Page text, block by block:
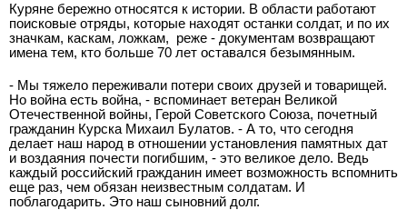
Куряне бережно относятся к истории. В области работают
поисковые отряды, которые находят останки солдат, и по их
значкам, каскам, ложкам, реже - документам возвращают
имена тем, кто больше 70 лет оставался безымянным.
- Мы тяжело переживали потери своих друзей и товарищей.
Но война есть война, - вспоминает ветеран Великой
Отечественной войны, Герой Советского Союза, почетный
гражданин Курска Михаил Булатов. - А то, что сегодня
делает наш народ в отношении установления памятных дат
и воздаяния почести погибшим, - это великое дело. Ведь
каждый российский гражданин имеет возможность вспомнить
еще раз, чем обязан неизвестным солдатам. И
поблагодарить. Это наш сыновний долг.